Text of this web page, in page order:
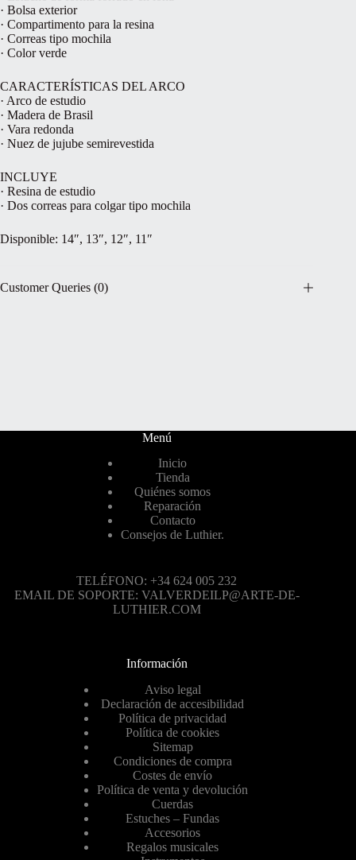
· Bolsa exterior
· Compartimento para la resina
· Correas tipo mochila
· Color verde
CARACTERÍSTICAS DEL ARCO
· Arco de estudio
· Madera de Brasil
· Vara redonda
· Nuez de jujube semirevestida
INCLUYE
· Resina de estudio
· Dos correas para colgar tipo mochila
Disponible: 14″, 13″, 12″, 11″
Customer Queries (0)
Menú
Inicio
Tienda
Quiénes somos
Reparación
Contacto
Consejos de Luthier.
TELÉFONO: +34 624 005 232
EMAIL DE SOPORTE: VALVERDEILP@ARTE-DE-
LUTHIER.COM
Información
Aviso legal
Declaración de accesibilidad
Política de privacidad
Política de cookies
Sitemap
Condiciones de compra
Costes de envío
Política de venta y devolución
Cuerdas
Estuches – Fundas
Accesorios
Regalos musicales